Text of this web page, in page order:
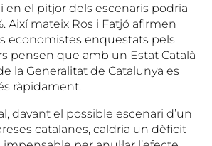
en el pitjor dels escenaris podria
Així mateix Ros i Fatjó afirmen
economistes enquestats pels
pensen que amb un Estat Català
la Generalitat de Catalunya es
ràpidament.
davant el possible escenari d’un
catalanes, caldria un dèficit